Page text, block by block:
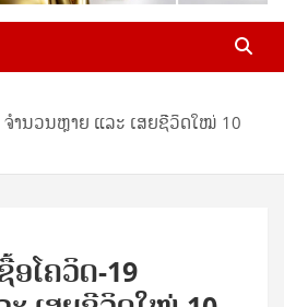
ຳນວນຫຼາຍ ແລະ ເສຍຊີວິດໃໝ່ 10
ໂຄວິດ-19